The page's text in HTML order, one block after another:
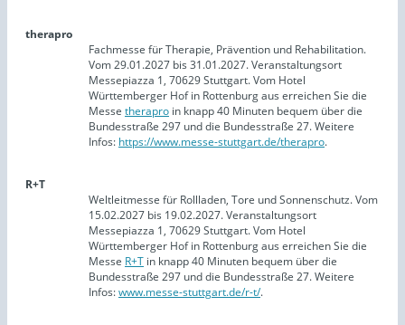
therapro
Fachmesse für Therapie, Prävention und Rehabilitation.
Vom 29.01.2027 bis 31.01.2027. Veranstaltungsort
Messepiazza 1, 70629 Stuttgart. Vom Hotel
Württemberger Hof in Rottenburg aus erreichen Sie die
Messe therapro in knapp 40 Minuten bequem über die
Bundesstraße 297 und die Bundesstraße 27. Weitere
Infos: https://www.messe-stuttgart.de/therapro.
R+T
Weltleitmesse für Rollladen, Tore und Sonnenschutz. Vom
15.02.2027 bis 19.02.2027. Veranstaltungsort
Messepiazza 1, 70629 Stuttgart. Vom Hotel
Württemberger Hof in Rottenburg aus erreichen Sie die
Messe R+T in knapp 40 Minuten bequem über die
Bundesstraße 297 und die Bundesstraße 27. Weitere
Infos:www.messe-stuttgart.de/r-t/.